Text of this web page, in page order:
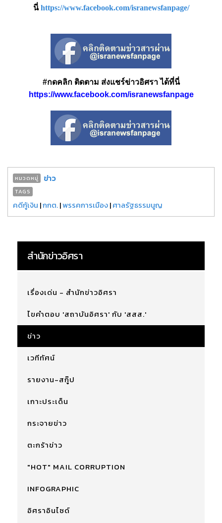
นี่https://www.facebook.com/isranewsfanpage/
#กดคลิก ติดตาม ส่งแชร์ข่าวอิศรา ได้ที่นี่
https://www.facebook.com/isranewsfanpage
หมวดหมู่ ข่าว
TAGS
คดีกู้เงิน |กกต.|พรรคการเมือง|ศาลรัฐธรรมนูญ
สำนักข่าวอิศรา
เรื่องเด่น - สำนักข่าวอิศรา
ไขคำตอบ 'สถาบันอิศรา' กับ 'สสส.'
ข่าว
เวทีทัศน์
รายงาน-สกู๊ป
เกาะประเด็น
กระจายข่าว
ตะกร้าข่าว
"HOT" MAIL CORRUPTION
INFOGRAPHIC
อิศราอินไซด์